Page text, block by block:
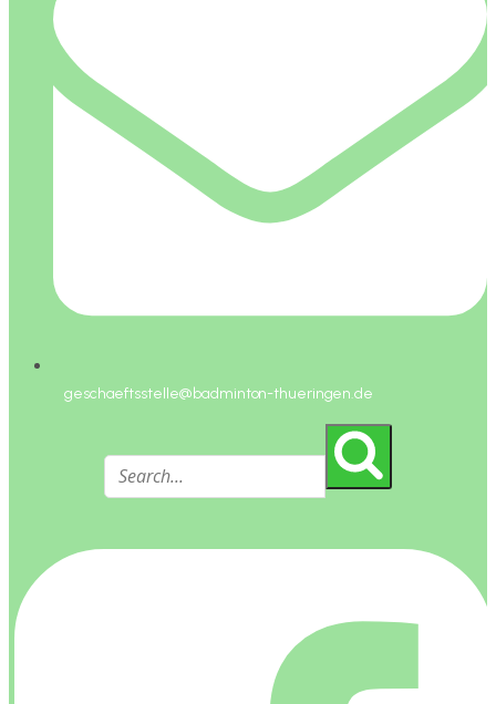
geschaeftsstelle@badminton-thueringen.de